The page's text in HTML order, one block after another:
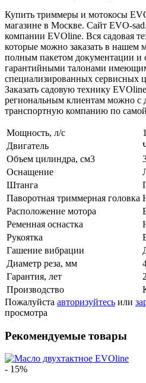
Купить триммеры и мотокосы
магазине в Москве. Сайт EVO-
компании EVOline. Вся садовая
которые можно заказать в нашем
полным пакетом документации и
гарантийными талонами
специализированных сервисных
Заказать садовую технику
региональным клиентам можно с
транспортную компанию по
Мощность, л/с
Двигатель
Объем цилиндра, см3
Оснащение
Штанга
Паворотная триммерная головка
Расположение мотора
Ременная оснастка
Рукоятка
Гашение вибрации
Диаметр реза, мм
Гарантия, лет
2
Производство
Пожалуйста авторизуйтесь или
просмотра
Рекомендуемые товары
- 15%